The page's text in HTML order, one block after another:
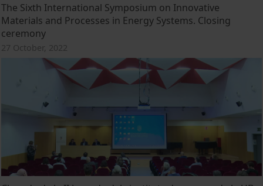
The Sixth International Symposium on Innovative
Materials and Processes in Energy Systems. Closing
ceremony
27 October, 2022